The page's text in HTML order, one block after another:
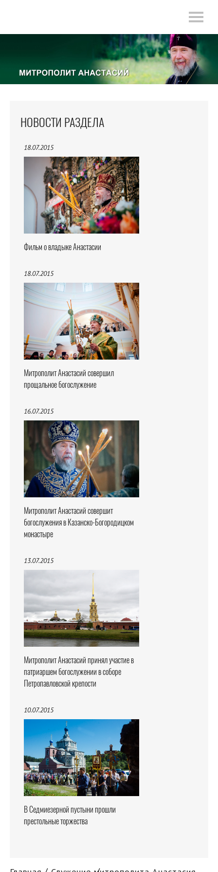
НОВОСТИ РАЗДЕЛА
18.07.2015
Фильм о владыке Анастасии
18.07.2015
Митрополит Анастасий совершил
прощальное богослужение
16.07.2015
Митрополит Анастасий совершит
богослужения в Казанско-Богородицком
монастыре
13.07.2015
Митрополит Анастасий принял участие в
патриаршем богослужении в соборе
Петропавловской крепости
10.07.2015
В Седмиезерной пустыни прошли
престольные торжества